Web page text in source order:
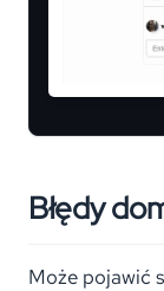
Błędy
Może pojawić